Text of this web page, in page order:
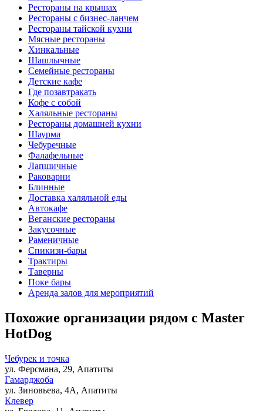
Рестораны на крышах
Рестораны с бизнес-ланчем
Рестораны тайской кухни
Мясные рестораны
Хинкальные
Шашлычные
Семейные рестораны
Детские кафе
Где позавтракать
Кофе с собой
Халяльные рестораны
Рестораны домашней кухни
Шаурма
Чебуречные
Фалафельные
Лапшичные
Раковарни
Блинные
Доставка халяльной еды
Автокафе
Веганские рестораны
Закусочные
Раменичные
Спикизи-бары
Трактиры
Таверны
Поке бары
Аренда залов для мероприятий
Похожие организации рядом с Master
HotDog
Чебурек и точка
ул. Ферсмана, 29, Апатиты
Гамарджоба
ул. Зиновьева, 4А, Апатиты
Клевер